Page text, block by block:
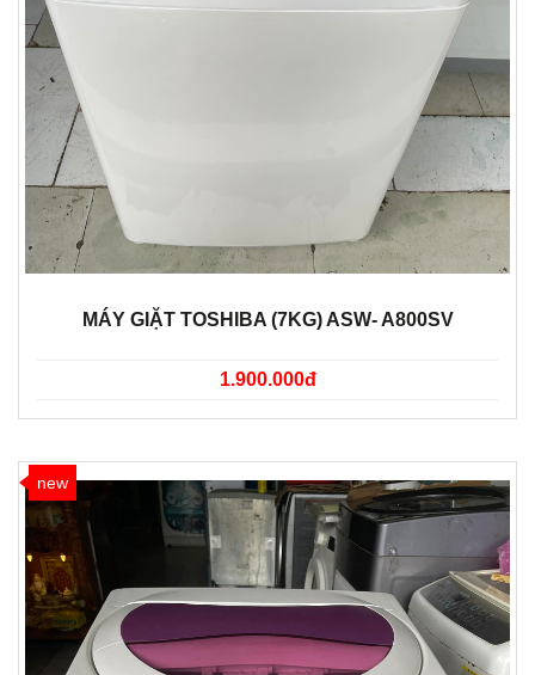
MÁY GIẶT TOSHIBA (7KG) ASW- A800SV
1.900.000đ
new